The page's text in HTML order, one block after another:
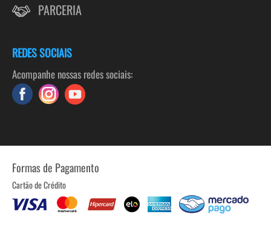
PARCERIA
REDES SOCIAIS
Acompanhe nossas redes sociais:
Formas de Pagamento
Cartão de Crédito